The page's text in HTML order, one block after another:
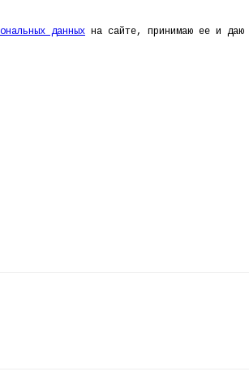
данных на сайте, принимаю ее и даю